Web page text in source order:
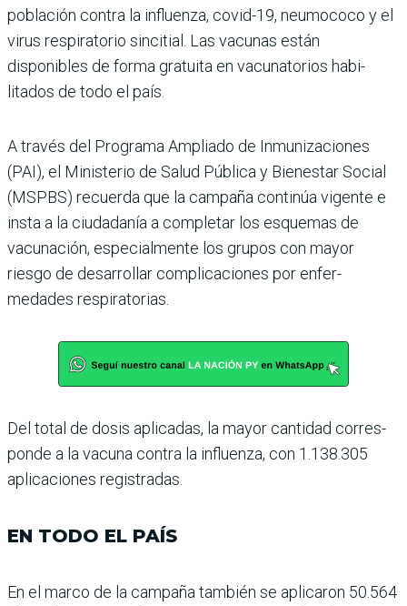
población contra la influenza, covid-19, neumococo y el
virus respiratorio sincitial. Las vacu­nas están
disponibles de forma gratuita en vacunatorios habi­
litados de todo el país.
A través del Programa Ampliado de Inmunizacio­nes
(PAI), el Ministerio de Salud Pública y Bienestar Social
(MSPBS) recuerda que la campaña continúa vigente e
insta a la ciudadanía a com­pletar los esquemas de
vacuna­ción, especialmente los grupos con mayor
riesgo de desarro­llar complicaciones por enfer­
medades respiratorias.
Del total de dosis aplicadas, la mayor cantidad corres­
ponde a la vacuna contra la influenza, con 1.138.305
apli­caciones registradas.
EN TODO EL PAÍS
En el marco de la campaña también se aplicaron 50.564